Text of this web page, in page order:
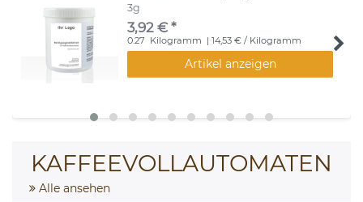
3g
3,92 € *
0.27 Kilogramm | 14,53 € / Kilogramm
Artikel anzeigen
KAFFEEVOLLAUTOMATEN
Alle ansehen